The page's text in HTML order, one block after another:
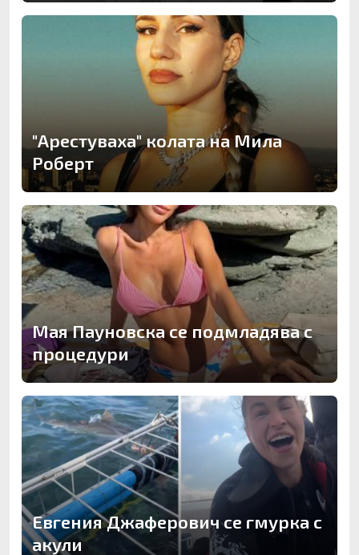
"Арестуваха" колата на Мила
Роберт
Мая Пауновска се подмладява с
процедури
Евгения Джаферович се гмурка с
акули